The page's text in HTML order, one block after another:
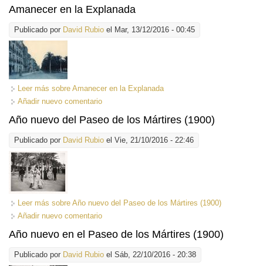
Amanecer en la Explanada
Publicado por David Rubio el Mar, 13/12/2016 - 00:45
Leer más sobre Amanecer en la Explanada
Añadir nuevo comentario
Año nuevo del Paseo de los Mártires (1900)
Publicado por David Rubio el Vie, 21/10/2016 - 22:46
Leer más sobre Año nuevo del Paseo de los Mártires (1900)
Añadir nuevo comentario
Año nuevo en el Paseo de los Mártires (1900)
Publicado por David Rubio el Sáb, 22/10/2016 - 20:38